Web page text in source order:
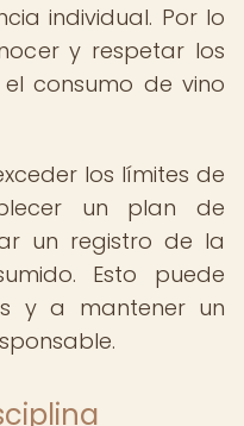
individual. Por lo
y respetar los
consumo de vino
los límites de
un plan de
un registro de la
Esto puede
y a mantener un